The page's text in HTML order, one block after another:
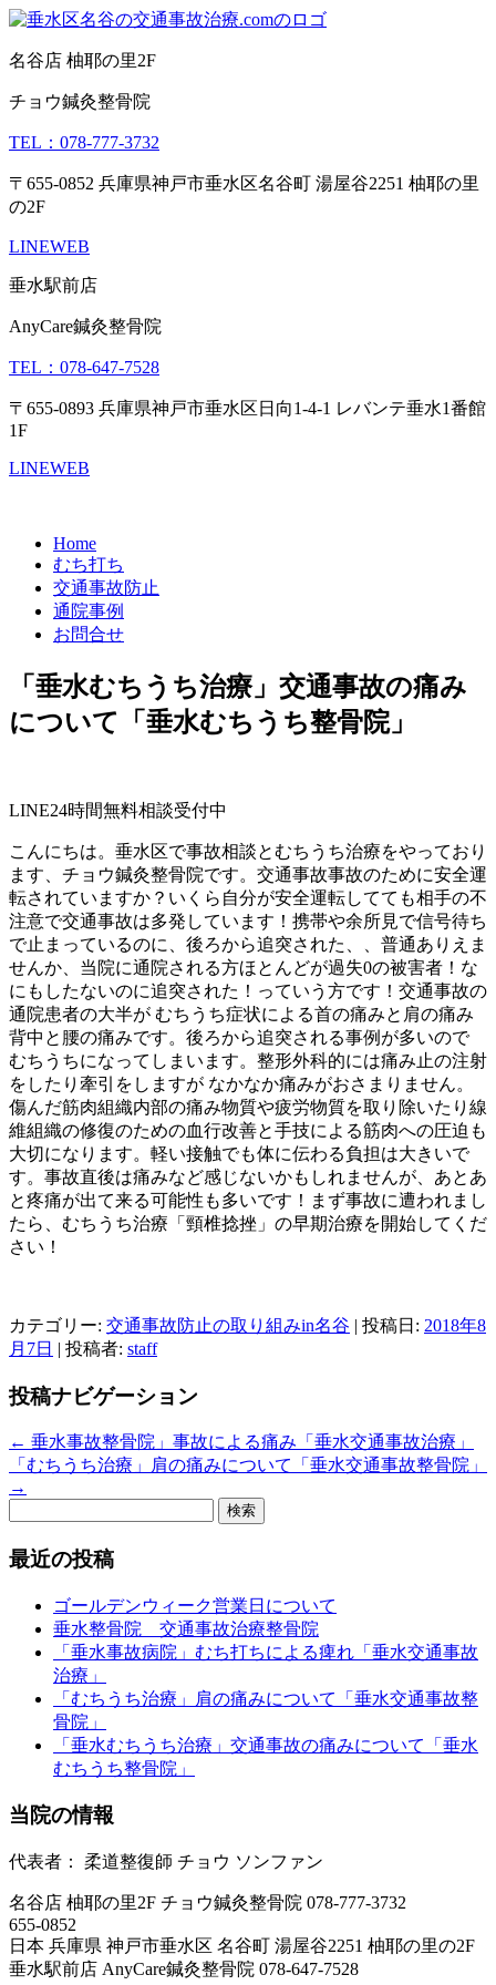
名谷店 柚耶の里2F
チョウ鍼灸整骨院
TEL：078-777-3732
〒655-0852 兵庫県神戸市垂水区名谷町 湯屋谷2251 柚耶の里
の2F
LINEWEB
垂水駅前店
AnyCare鍼灸整骨院
TEL：078-647-7528
〒655-0893 兵庫県神戸市垂水区日向1-4-1 レバンテ垂水1番館
1F
LINEWEB
Home
むち打ち
交通事故防止
通院事例
お問合せ
「垂水むちうち治療」交通事故の痛み
について「垂水むちうち整骨院」
LINE24時間無料相談受付中
こんにちは。垂水区で事故相談とむちうち治療をやっており
ます、チョウ鍼灸整骨院です。交通事故事故のために安全運
転されていますか？いくら自分が安全運転してても相手の不
注意で交通事故は多発しています！携帯や余所見で信号待ち
で止まっているのに、後ろから追突された、、普通ありえま
せんか、当院に通院される方ほとんどが過失0の被害者！な
にもしたないのに追突された！っていう方です！交通事故の
通院患者の大半が むちうち症状による首の痛みと肩の痛み
背中と腰の痛みです。後ろから追突される事例が多いので
むちうちになってしまいます。整形外科的には痛み止の注射
をしたり牽引をしますが なかなか痛みがおさまりません。
傷んだ筋肉組織内部の痛み物質や疲労物質を取り除いたり線
維組織の修復のための血行改善と手技による筋肉への圧迫も
大切になります。軽い接触でも体に伝わる負担は大きいで
す。事故直後は痛みなど感じないかもしれませんが、あとあ
と疼痛が出て来る可能性も多いです！まず事故に遭われまし
たら、むちうち治療「頸椎捻挫」の早期治療を開始してくだ
さい！
カテゴリー: 交通事故防止の取り組みin名谷 | 投稿日: 2018年8
月7日 | 投稿者: staff
投稿ナビゲーション
← 垂水事故整骨院」事故による痛み「垂水交通事故治療」
「むちうち治療」肩の痛みについて「垂水交通事故整骨院」
→
最近の投稿
ゴールデンウィーク営業日について
垂水整骨院 交通事故治療整骨院
「垂水事故病院」むち打ちによる痺れ「垂水交通事故
治療」
「むちうち治療」肩の痛みについて「垂水交通事故整
骨院」
「垂水むちうち治療」交通事故の痛みについて「垂水
むちうち整骨院」
当院の情報
代表者： 柔道整復師 チョウ ソンファン
名谷店 柚耶の里2F チョウ鍼灸整骨院 078-777-3732
655-0852
日本 兵庫県 神戸市垂水区 名谷町 湯屋谷2251 柚耶の里の2F
垂水駅前店 AnyCare鍼灸整骨院 078-647-7528